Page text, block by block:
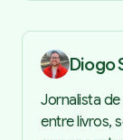
Diogo
Jornalista
entre livros,